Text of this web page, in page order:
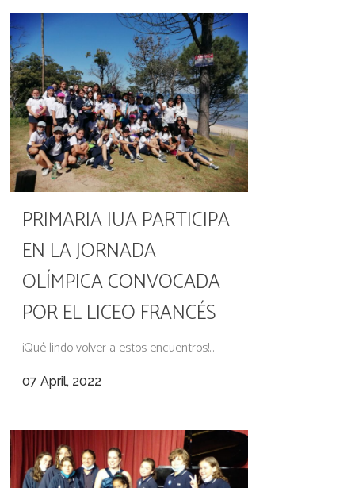
PRIMARIA IUA PARTICIPA
EN LA JORNADA
OLÍMPICA CONVOCADA
POR EL LICEO FRANCÉS
¡Qué lindo volver a estos encuentros!...
07 April, 2022